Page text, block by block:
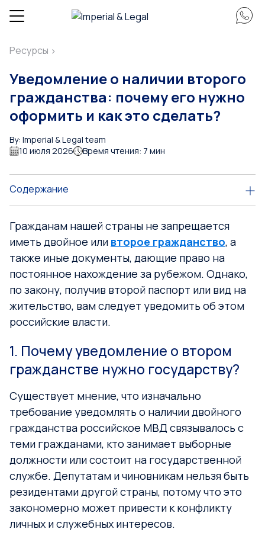
Ресурсы >
Уведомление о наличии второго
гражданства: почему его нужно
оформить и как это сделать?
By: Imperial & Legal team
10 июля 2026
Время чтения: 7 мин
Содержание
Гражданам нашей страны не запрещается
иметь двойное или второе гражданство, а
также иные документы, дающие право на
постоянное нахождение за рубежом. Однако,
по закону, получив второй паспорт или вид на
жительство, вам следует уведомить об этом
российские власти.
1. Почему уведомление о втором
гражданстве нужно государству?
Существует мнение, что изначально
требование уведомлять о наличии двойного
гражданства российское МВД связывалось с
теми гражданами, кто занимает выборные
должности или состоит на государственной
службе. Депутатам и чиновникам нельзя быть
резидентами другой страны, потому что это
закономерно может привести к конфликту
личных и служебных интересов.